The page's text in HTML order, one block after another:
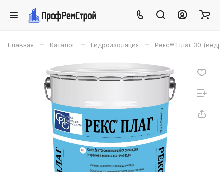
Главная – Каталог – Гидроизоляция – Рекс® Плаг 30